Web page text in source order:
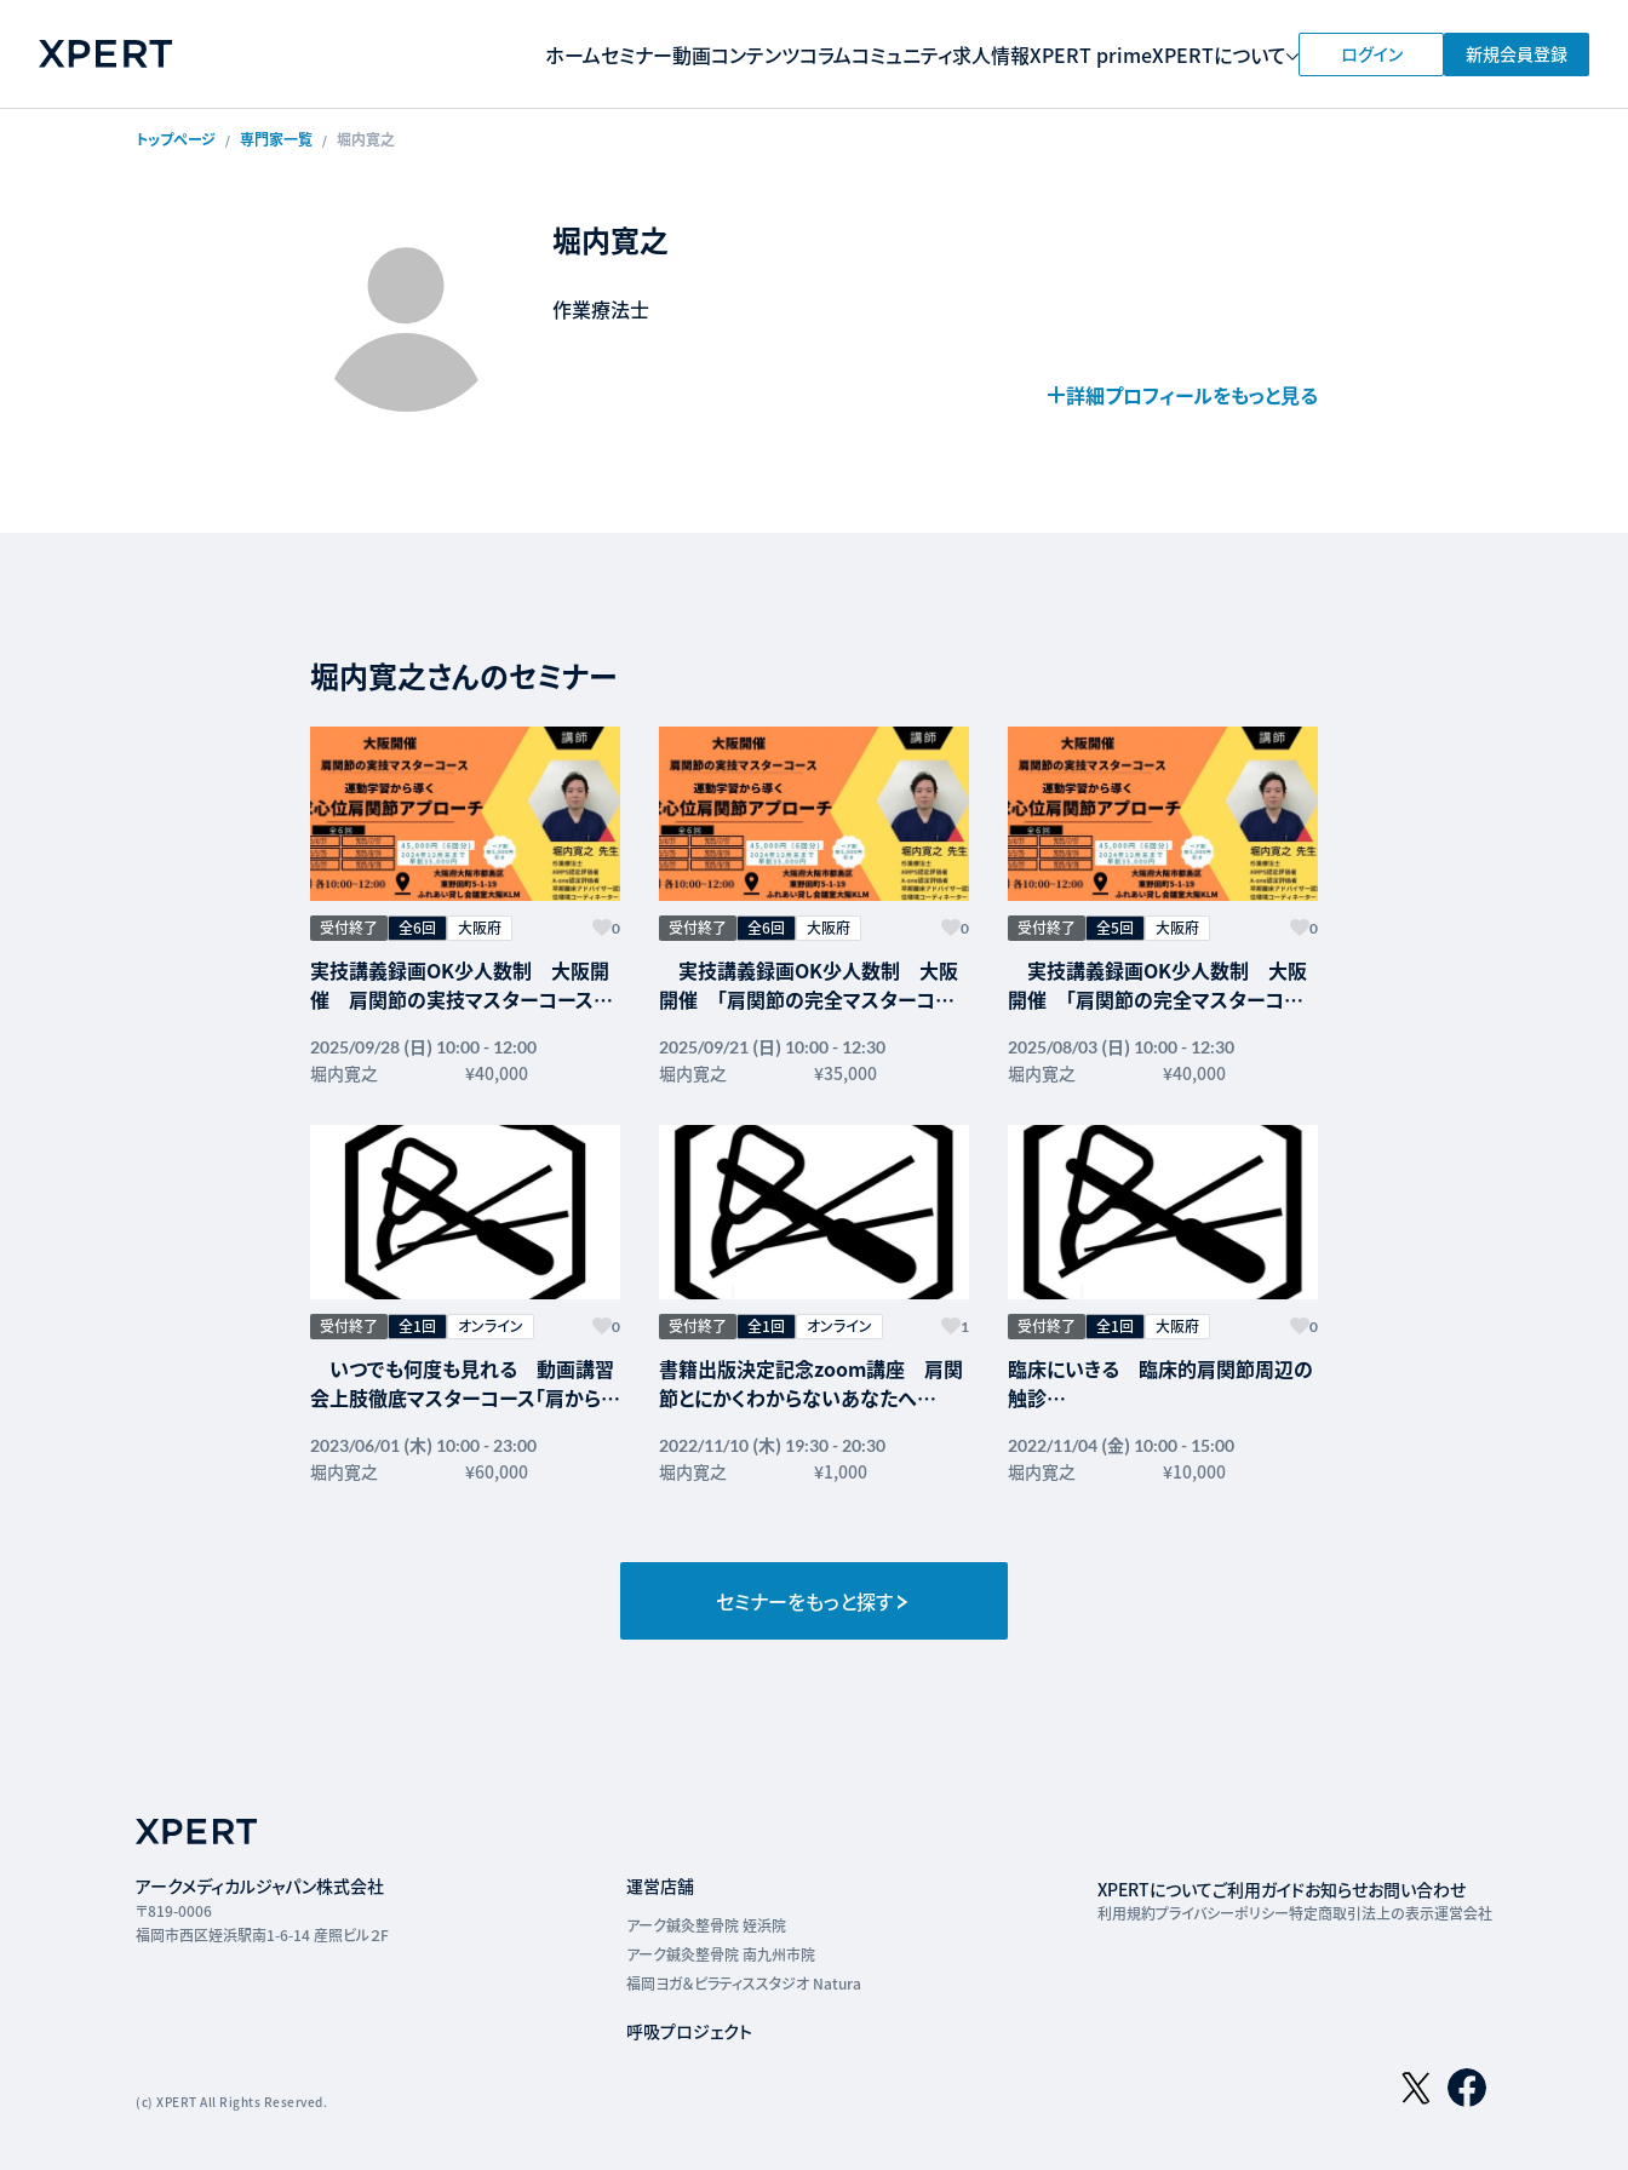
ホームセミナー動画コンテンツコラムコミュニティ求人情報XPERT primeXPERTについて ログイン 新規会員登録
トップページ 専門家一覧 堀内寛之
堀内寛之
作業療法士
詳細プロフィールをもっと見る
堀内寛之さんのセミナー
受付終了 全6回 大阪府 0
実技講義録画OK少人数制 大阪開
催 肩関節の実技マスターコース
ローチ
2025/09/28 (日) 10:00 - 12:00
堀内寛之 ¥40,000
受付終了 全6回 大阪府 0
実技講義録画OK少人数制 大阪
開催 「肩関節の完全マスターコー
から肩関節の問題点をつかむ」
2025/09/21 (日) 10:00 - 12:30
堀内寛之 ¥35,000
受付終了 全5回 大阪府 0
実技講義録画OK少人数制 大阪
開催 「肩関節の完全マスターコー
から肩関節の問題点をつかむ」
2025/08/03 (日) 10:00 - 12:30
堀内寛之 ¥40,000
受付終了 全1回 オンライン 0
いつでも何度も見れる 動画講習
会上肢徹底マスターコース「肩から手
かりやすく楽しく上肢の解剖運動学を
まなぶ」
2023/06/01 (木) 10:00 - 23:00
堀内寛之 ¥60,000
受付終了 全1回 オンライン 1
書籍出版決定記念zoom講座 肩関
節とにかくわからないあなたへ
ハビリから抜け出せないあなたに〜
2022/11/10 (木) 19:30 - 20:30
堀内寛之 ¥1,000
受付終了 全1回 大阪府 0
臨床にいきる 臨床的肩関節周辺の
触診
～触診から肩関節周囲筋と肩甲骨周
囲筋との連鎖的な働きに注目する～
2022/11/04 (金) 10:00 - 15:00
堀内寛之 ¥10,000
セミナーをもっと探す
アークメディカルジャパン株式会社
〒819-0006
福岡市西区姪浜駅南1-6-14 産照ビル２F
運営店舗
アーク鍼灸整骨院 姪浜院
アーク鍼灸整骨院 南九州市院
福岡ヨガ＆ピラティススタジオ Natura
呼吸プロジェクト
XPERTについてご利用ガイドお知らせお問い合わせ
利用規約プライバシーポリシー特定商取引法上の表示運営会社
TwitterページFacebookページ
(c) XPERT All Rights Reserved.